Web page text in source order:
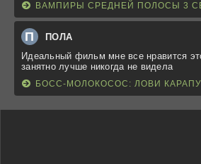
ВАМПИРЫ СРЕДНЕЙ ПОЛОСЫ 3
П ПОЛА
Идеальный фильм мне все нравится
занятно лучше никогда не видела
БОСС-МОЛОКОСОС: ЛОВИ